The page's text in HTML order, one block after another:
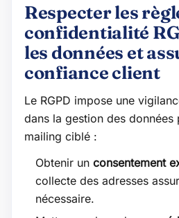
Respecter les
confidentialité
les données et
confiance client
Le RGPD impose une
dans la gestion des données
mailing ciblé :
Obtenir un consentement
collecte des adresses
nécessaire.